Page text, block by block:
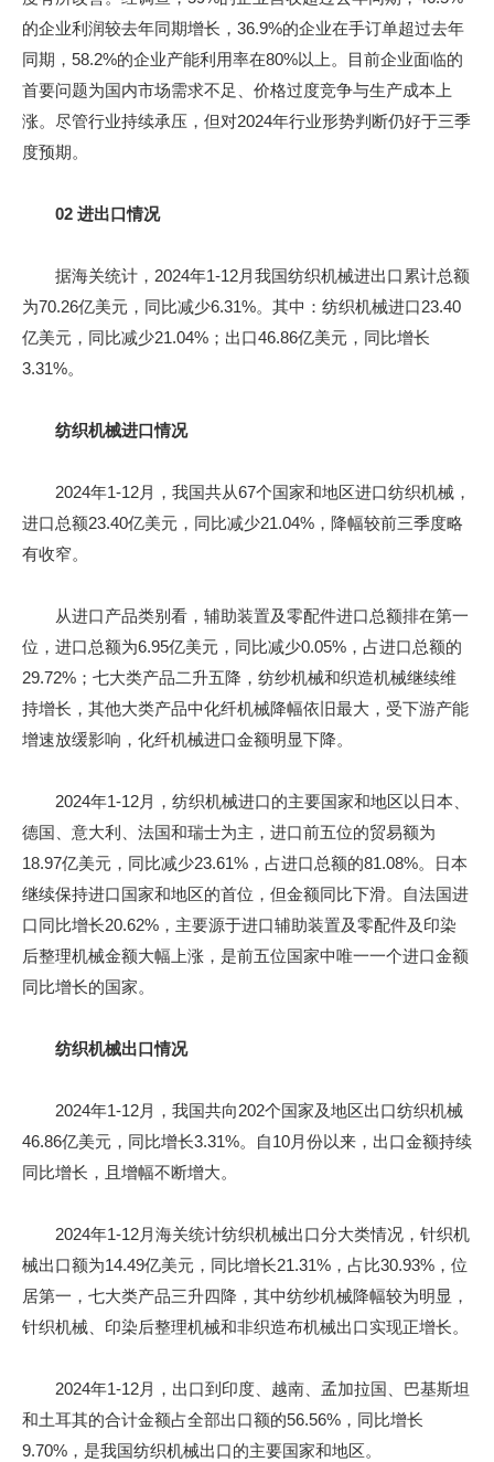
的企业利润较去年同期增长，36.9%的企业在手订单超过去年
同期，58.2%的企业产能利用率在80%以上。目前企业面临的
首要问题为国内市场需求不足、价格过度竞争与生产成本上
涨。尽管行业持续承压，但对2024年行业形势判断仍好于三季
度预期。
02 进出口情况
据海关统计，2024年1-12月我国纺织机械进出口累计总额
为70.26亿美元，同比减少6.31%。其中：纺织机械进口23.40
亿美元，同比减少21.04%；出口46.86亿美元，同比增长
3.31%。
纺织机械进口情况
2024年1-12月，我国共从67个国家和地区进口纺织机械，
进口总额23.40亿美元，同比减少21.04%，降幅较前三季度略
有收窄。
从进口产品类别看，辅助装置及零配件进口总额排在第一
位，进口总额为6.95亿美元，同比减少0.05%，占进口总额的
29.72%；七大类产品二升五降，纺纱机械和织造机械继续维
持增长，其他大类产品中化纤机械降幅依旧最大，受下游产能
增速放缓影响，化纤机械进口金额明显下降。
2024年1-12月，纺织机械进口的主要国家和地区以日本、
德国、意大利、法国和瑞士为主，进口前五位的贸易额为
18.97亿美元，同比减少23.61%，占进口总额的81.08%。日本
继续保持进口国家和地区的首位，但金额同比下滑。自法国进
口同比增长20.62%，主要源于进口辅助装置及零配件及印染
后整理机械金额大幅上涨，是前五位国家中唯一一个进口金额
同比增长的国家。
纺织机械出口情况
2024年1-12月，我国共向202个国家及地区出口纺织机械
46.86亿美元，同比增长3.31%。自10月份以来，出口金额持续
同比增长，且增幅不断增大。
2024年1-12月海关统计纺织机械出口分大类情况，针织机
械出口额为14.49亿美元，同比增长21.31%，占比30.93%，位
居第一，七大类产品三升四降，其中纺纱机械降幅较为明显，
针织机械、印染后整理机械和非织造布机械出口实现正增长。
2024年1-12月，出口到印度、越南、孟加拉国、巴基斯坦
和土耳其的合计金额占全部出口额的56.56%，同比增长
9.70%，是我国纺织机械出口的主要国家和地区。